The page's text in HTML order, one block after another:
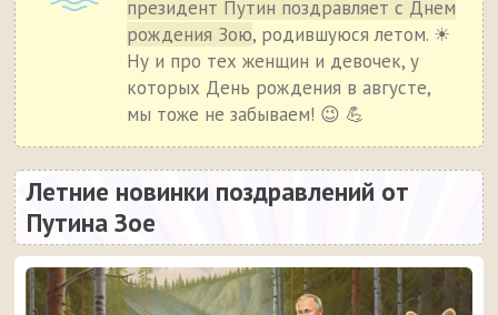
президент Путин поздравляет с Днем
рождения Зою, родившуюся летом. ☀
Ну и про тех женщин и девочек, у
которых День рождения в августе,
мы тоже не забываем! 😉 💪
Летние новинки поздравлений от
Путина Зое